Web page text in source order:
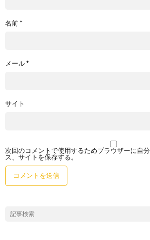
名前*
メール*
サイト
次回のコメントで使用するためブラウザーに自
ス、サイトを保存する。